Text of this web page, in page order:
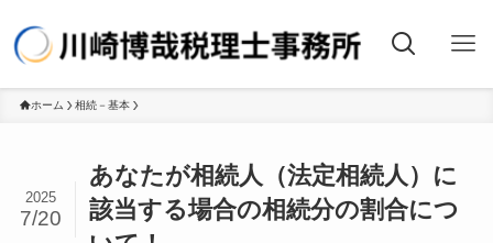
ホーム 相続－基本
あなたが相続人（法定相続人）に
該当する場合の相続分の割合につ
2025
7/20